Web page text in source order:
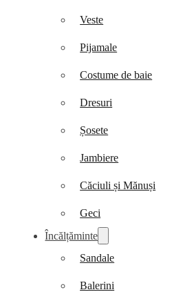
Veste
Pijamale
Costume de baie
Dresuri
Șosete
Jambiere
Căciuli și Mănuși
Geci
Încălțăminte
Sandale
Balerini